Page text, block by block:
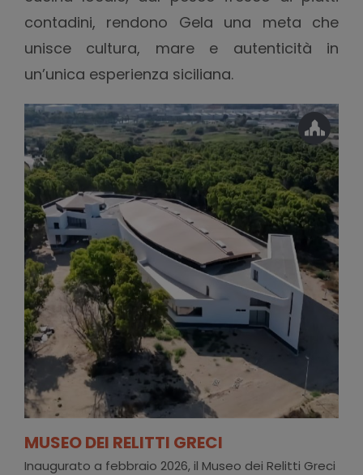
contadini, rendono Gela una meta che
unisce cultura, mare e autenticità in
un’unica esperienza siciliana.
MUSEO DEI RELITTI GRECI
Inaugurato a febbraio 2026, il Museo dei Relitti Greci